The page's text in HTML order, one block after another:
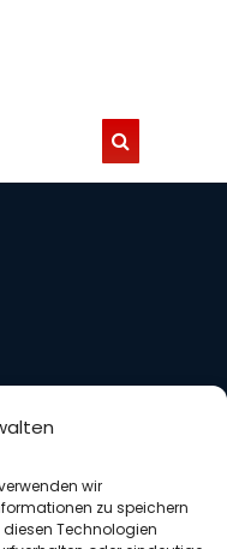
wir
zu speichern
Technologien